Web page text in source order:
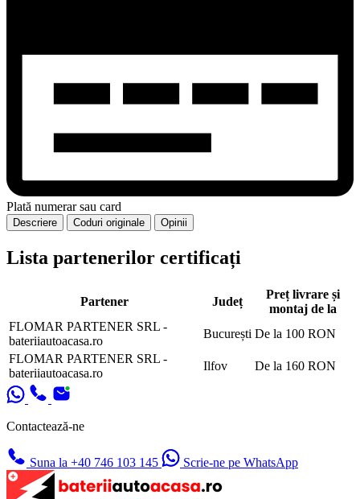
Plată numerar sau card
Descriere Coduri originale Opinii
Lista partenerilor certificați
Partener Județ
Preț livrare și
montaj de la
FLOMAR PARTENER SRL -
bateriiautoacasa.ro
București De la 100 RON
FLOMAR PARTENER SRL -
bateriiautoacasa.ro
Ilfov De la 160 RON
Contactează-ne
Suna la +40 746 103 145 Scrie-ne pe WhatsApp